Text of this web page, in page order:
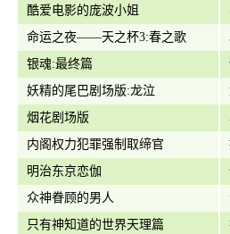
酷爱电影的庞波小姐
命运之夜——天之杯3:春之歌
银魂:最终篇
妖精的尾巴剧场版:龙泣
烟花剧场版
内阁权力犯罪强制取缔官
明治东京恋伽
众神眷顾的男人
只有神知道的世界天理篇